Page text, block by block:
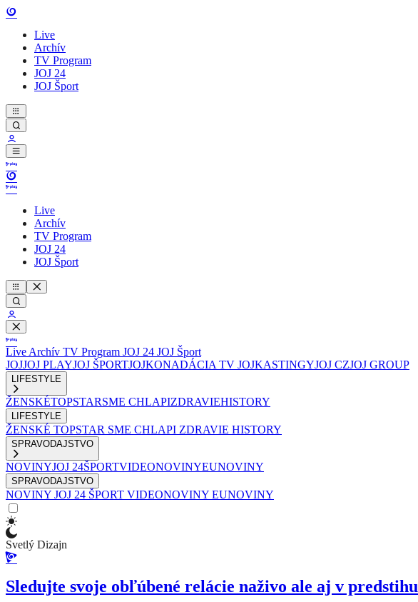
Live
Archív
TV Program
JOJ 24
JOJ Šport
Live
Archív
TV Program
JOJ 24
JOJ Šport
Live Archív TV Program JOJ 24 JOJ Šport
JOJJOJ PLAYJOJ ŠPORTJOJKONADÁCIA TV JOJKASTINGYJOJ CZJOJ GROUP
LIFESTYLE
ŽENSKÉTOPSTARSME CHLAPIZDRAVIEHISTORY
LIFESTYLE
ŽENSKÉ TOPSTAR SME CHLAPI ZDRAVIE HISTORY
SPRAVODAJSTVO
NOVINYJOJ 24ŠPORTVIDEONOVINYEUNOVINY
SPRAVODAJSTVO
NOVINY JOJ 24 ŠPORT VIDEONOVINY EUNOVINY
Svetlý Dizajn
Sledujte svoje obľúbené relácie naživo ale aj v predstihu